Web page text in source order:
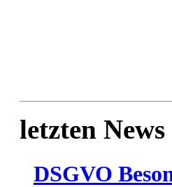
letzten News
DSGVO